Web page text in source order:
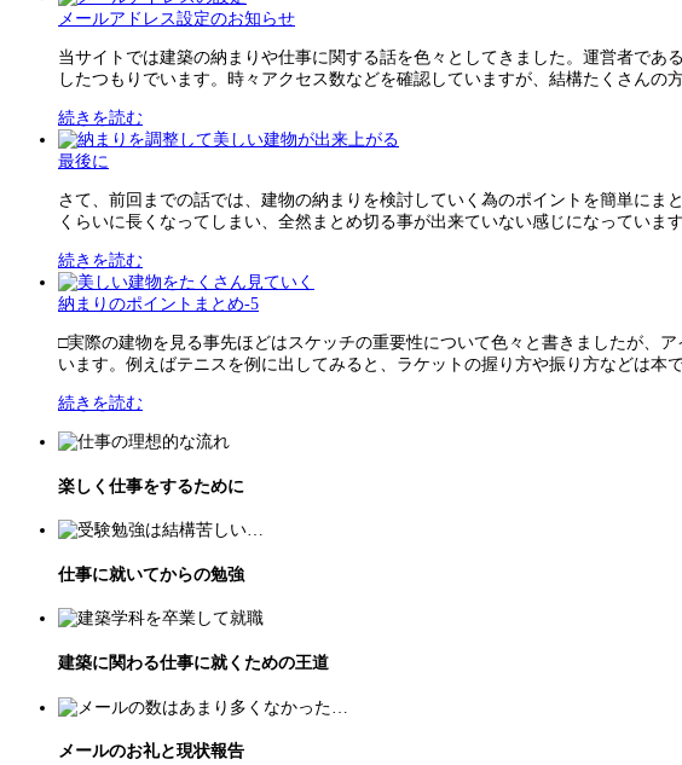
メールアドレス設定のお知らせ
当サイトでは建築の納まりや仕事に関する話を色々としてきました。運営者で
したつもりでいます。時々アクセス数などを確認していますが、結構たくさんの
続きを読む
最後に
さて、前回までの話では、建物の納まりを検討していく為のポイントを簡単に
くらいに長くなってしまい、全然まとめ切る事が出来ていない感じになってい
続きを読む
納まりのポイントまとめ-5
□実際の建物を見る事先ほどはスケッチの重要性について色々と書きましたが、
います。例えばテニスを例に出してみると、ラケットの握り方や振り方などは本
続きを読む
楽しく仕事をするために
仕事に就いてからの勉強
建築に関わる仕事に就くための王道
メールのお礼と現状報告